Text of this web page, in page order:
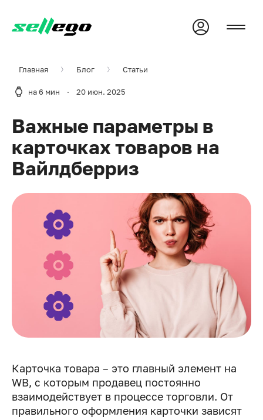
Главная Блог Статьи
на 6 мин · 20 июн. 2025
Важные параметры в
карточках товаров на
Вайлдберриз
Карточка товара – это главный элемент на
WB, с которым продавец постоянно
взаимодействует в процессе торговли. От
правильного оформления карточки зависят